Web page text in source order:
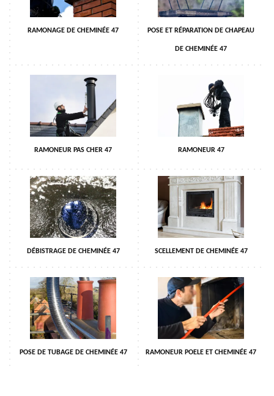
RAMONAGE DE CHEMINÉE 47 POSE ET RÉPARATION DE CHAPEAU
DE CHEMINÉE 47
RAMONEUR PAS CHER 47 RAMONEUR 47
DÉBISTRAGE DE CHEMINÉE 47 SCELLEMENT DE CHEMINÉE 47
POSE DE TUBAGE DE CHEMINÉE 47 RAMONEUR POELE ET CHEMINÉE 47